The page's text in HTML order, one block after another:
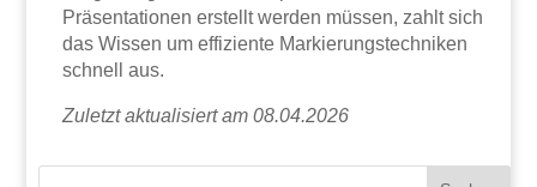
Präsentationen erstellt werden müssen, zahlt sich
das Wissen um effiziente Markierungstechniken
schnell aus.
Zuletzt aktualisiert am 08.04.2026